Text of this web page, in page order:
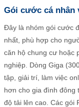
Gói cước cá nhân
Đây là nhóm gói cước
nhất, phù hợp cho
căn hộ chung cư hoặc
nghiệp. Dòng Giga
tập, giải trí, làm việc
hơn cho gia đình đông
độ tải lên cao. Các gói